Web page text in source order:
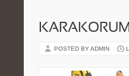
POSTED BY ADMIN